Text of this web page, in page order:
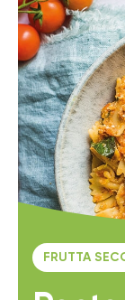
FRUTTA